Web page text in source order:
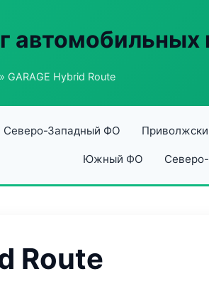
автомобильных
» GARAGE Hybrid Route
Северо-Западный ФО
Южный ФО
Route